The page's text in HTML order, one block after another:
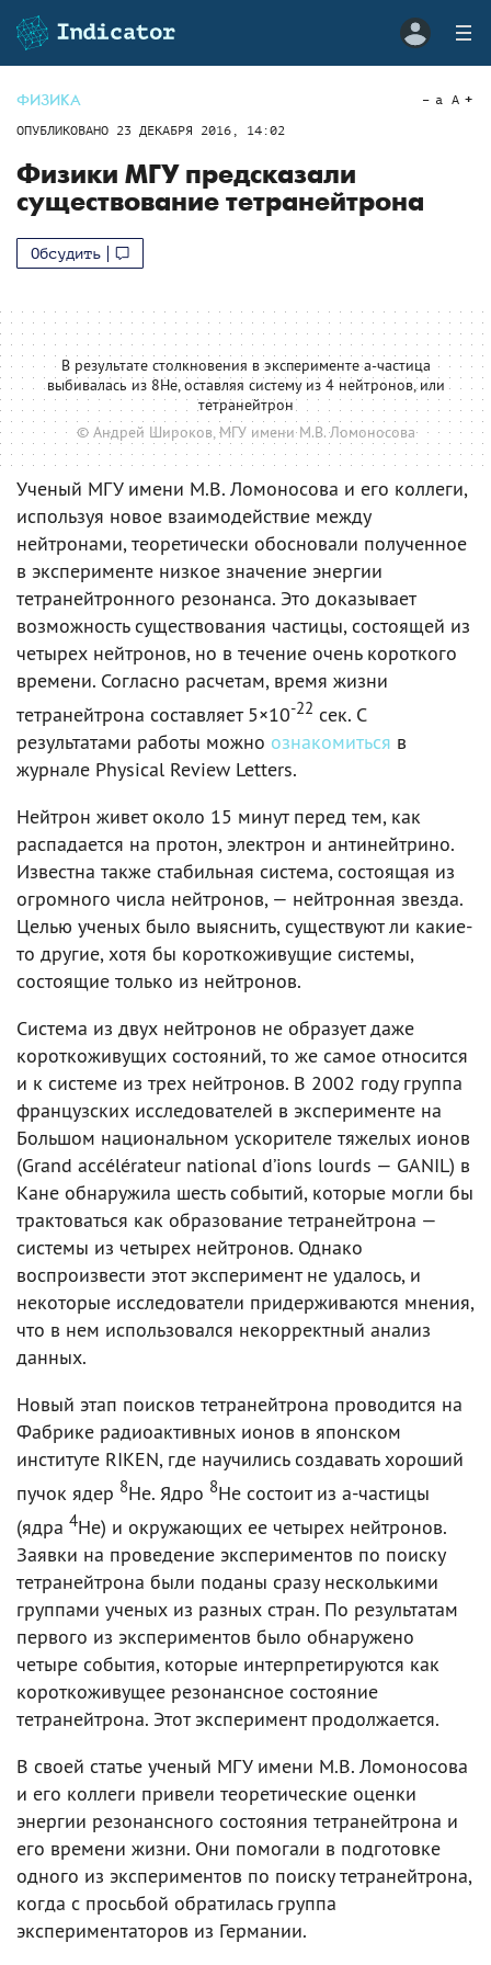
ФИЗИКА
ОПУБЛИКОВАНО 23 ДЕКАБРЯ 2016, 14:02
a A
Физики МГУ предсказали
существование тетранейтрона
Обсудить
В результате столкновения в эксперименте a-частица
выбивалась из 8Не, оставляя систему из 4 нейтронов, или
тетранейтрон
© Андрей Широков, МГУ имени М.В. Ломоносова
Ученый МГУ имени М.В. Ломоносова и его коллеги,
используя новое взаимодействие между
нейтронами, теоретически обосновали полученное
в эксперименте низкое значение энергии
тетранейтронного резонанса. Это доказывает
возможность существования частицы, состоящей из
четырех нейтронов, но в течение очень короткого
времени. Согласно расчетам, время жизни
тетранейтрона составляет 5×10-22 сек. С
результатами работы можно ознакомиться в
журнале Physical Review Letters.
Нейтрон живет около 15 минут перед тем, как
распадается на протон, электрон и антинейтрино.
Известна также стабильная система, состоящая из
огромного числа нейтронов, — нейтронная звезда.
Целью ученых было выяснить, существуют ли какие-
то другие, хотя бы короткоживущие системы,
состоящие только из нейтронов.
Система из двух нейтронов не образует даже
короткоживущих состояний, то же самое относится
и к системе из трех нейтронов. В 2002 году группа
французских исследователей в эксперименте на
Большом национальном ускорителе тяжелых ионов
(Grand accélérateur national d’ions lourds — GANIL) в
Кане обнаружила шесть событий, которые могли бы
трактоваться как образование тетранейтрона —
системы из четырех нейтронов. Однако
воспроизвести этот эксперимент не удалось, и
некоторые исследователи придерживаются мнения,
что в нем использовался некорректный анализ
данных.
Новый этап поисков тетранейтрона проводится на
Фабрике радиоактивных ионов в японском
институте RIKEN, где научились создавать хороший
пучок ядер 8Не. Ядро 8Не состоит из a-частицы
(ядра 4Не) и окружающих ее четырех нейтронов.
Заявки на проведение экспериментов по поиску
тетранейтрона были поданы сразу несколькими
группами ученых из разных стран. По результатам
первого из экспериментов было обнаружено
четыре события, которые интерпретируются как
короткоживущее резонансное состояние
тетранейтрона. Этот эксперимент продолжается.
В своей статье ученый МГУ имени М.В. Ломоносова
и его коллеги привели теоретические оценки
энергии резонансного состояния тетранейтрона и
его времени жизни. Они помогали в подготовке
одного из экспериментов по поиску тетранейтрона,
когда с просьбой обратилась группа
экспериментаторов из Германии.